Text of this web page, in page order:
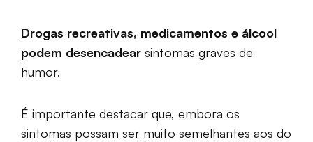
Drogas recreativas, medicamentos e álcool
podem desencadear sintomas graves de
humor.
É importante destacar que, embora os
sintomas possam ser muito semelhantes aos do